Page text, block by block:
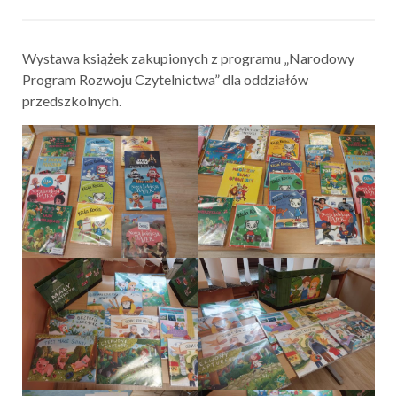
Wystawa książek zakupionych z programu „Narodowy
Program Rozwoju Czytelnictwa” dla oddziałów
przedszkolnych.